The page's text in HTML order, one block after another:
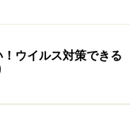
ランドキッチンの
変わらないまま、
す。
なってしまうと
ウイルス対策できる